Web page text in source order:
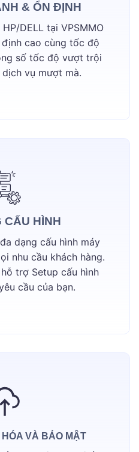
& ỔN ĐỊNH
DELL tại VPSMMO
cao cùng tốc độ
số tốc độ vượt trội
vụ mượt mà.
CẤU HÌNH
dạng cấu hình máy
nhu cầu khách hàng.
trợ Setup cấu hình
cầu của bạn.
VÀ BẢO MẬT